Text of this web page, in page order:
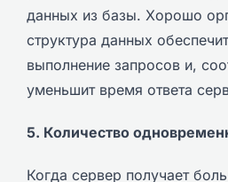
данных из базы. Хорошо
структура данных
выполнение запросов и,
уменьшит время ответа
5. Количество
Когда сервер получает